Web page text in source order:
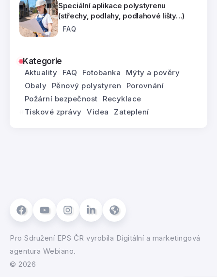
Speciální aplikace polystyrenu
(střechy, podlahy, podlahové lišty…)
FAQ
Kategorie
Aktuality FAQ Fotobanka
Mýty a pověry
Obaly
Pěnový polystyren
Porovnání
Požární bezpečnost
Recyklace
Tiskové zprávy
Videa Zateplení
Pro Sdružení EPS ČR vyrobila Digitální a marketingová
agentura Webiano.
© 2026